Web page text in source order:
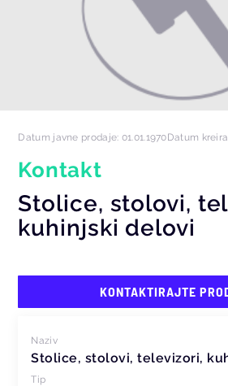
Datum javne prodaje: 01.01.1970Datum
Kontakt
Stolice, stolovi,
kuhinjski delovi
KONTAKTIRAJTE
Naziv
Stolice, stolovi, televizori,
Tip